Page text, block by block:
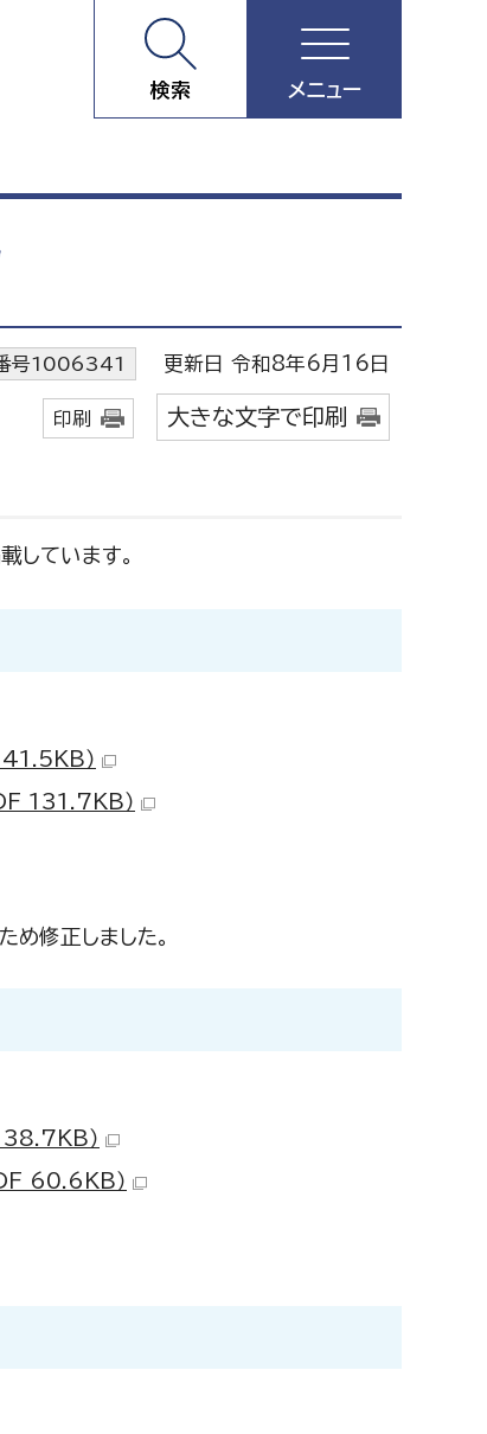
検索 メニュー
号1006341 更新日 令和8年6月16日
印刷 大きな文字で印刷
しています。
）
131.7KB）
修正しました。
）
60.6KB）